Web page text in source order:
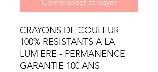
Commander et payer
CRAYONS DE COULEUR
100% RESISTANTS A LA
LUMIERE - PERMANENCE
GARANTIE 100 ANS